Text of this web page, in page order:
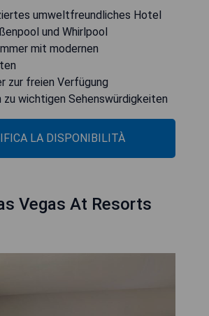
umweltfreundliches Hotel
und Whirlpool
mit modernen
zur freien Verfügung
zu wichtigen Sehenswürdigkeiten
LA DISPONIBILITÀ
Vegas At Resorts